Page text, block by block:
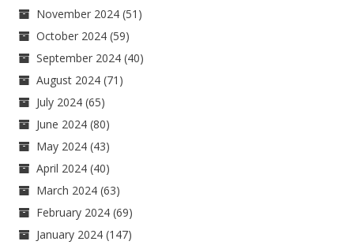
November 2024 (51)
October 2024 (59)
September 2024 (40)
August 2024 (71)
July 2024 (65)
June 2024 (80)
May 2024 (43)
April 2024 (40)
March 2024 (63)
February 2024 (69)
January 2024 (147)